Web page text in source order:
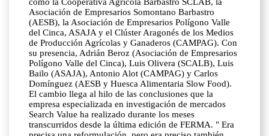
Asociación de Empresarios Somontano Barbastro
(AESB), la Asociación de Empresarios Polígono Valle
del Cinca, ASAJA y el Clúster Aragonés de los Medios
de Producción Agrícolas y Ganaderos (CAMPAG). Con
su presencia, Adrián Beroz (Asociación de Empresarios
Polígono Valle del Cinca), Luis Olivera (SCALB), Luis
Bailo (ASAJA), Antonio Alot (CAMPAG) y Carlos
Domínguez (AESB y Huesca Alimentaria Slow Food).
El cambio llega al hilo de las conclusiones que la
empresa especializada en investigación de mercados
Search Value ha realizado durante los meses
transcurridos desde la última edición de FERMA. " Era